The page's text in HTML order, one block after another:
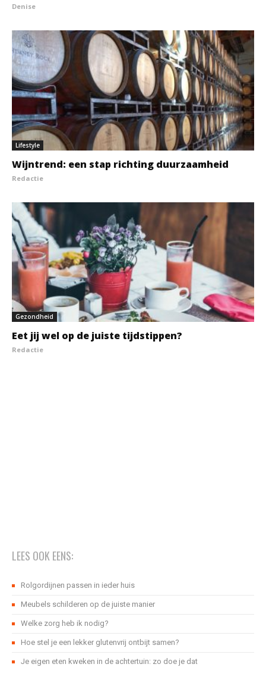
Denise
Lifestyle
Wijntrend: een stap richting duurzaamheid
Redactie
Gezondheid
Eet jij wel op de juiste tijdstippen?
Redactie
LEES OOK EENS:
Rolgordijnen passen in ieder huis
Meubels schilderen op de juiste manier
Welke zorg heb ik nodig?
Hoe stel je een lekker glutenvrij ontbijt samen?
Je eigen eten kweken in de achtertuin: zo doe je dat